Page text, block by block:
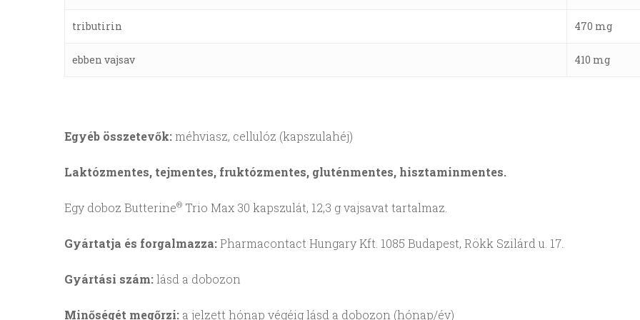
tributirin 470 mg
ebben vajsav 410 mg
Egyéb összetevők:méhviasz, cellulóz (kapszulahéj)
Laktózmentes, tejmentes, fruktózmentes, gluténmentes, hisztaminmentes.
Egy doboz Butterine® Trio Max 30 kapszulát, 12,3 g vajsavat tartalmaz.
Gyártatja és forgalmazza:Pharmacontact Hungary Kft. 1085 Budapest, Rökk Szilárd u. 17.
Gyártási szám:lásd a dobozon
Minőségét megőrzi: a jelzett hónap végéig lásd a dobozon (hónap/év)